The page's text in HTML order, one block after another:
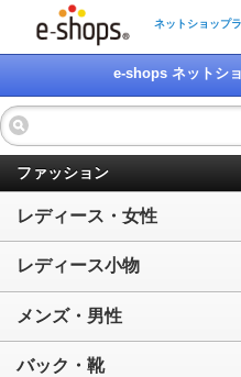
ネットショップ
e-shops ネットシ
ファッション
レディース・女性
レディース小物
メンズ・男性
バック・靴